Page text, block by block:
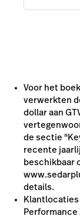
Voor het
verwerkten
dollar aan
de sectie
recente
beschikbaar
details.
Klantlocaties